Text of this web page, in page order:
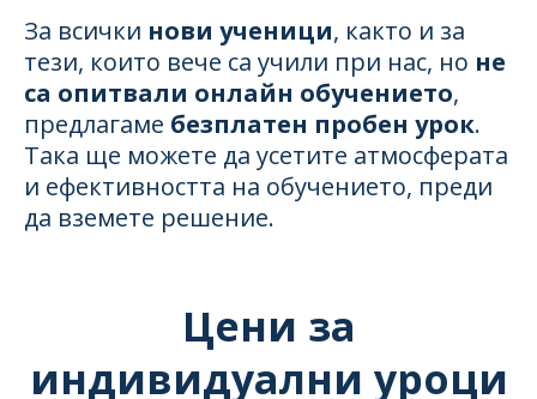
За всички нови ученици, както и за
тези, които вече са учили при нас, но не
са опитвали онлайн обучението,
предлагаме безплатен пробен урок.
Така ще можете да усетите атмосферата
и ефективността на обучението, преди
да вземете решение.
Цени за
индивидуални уроци